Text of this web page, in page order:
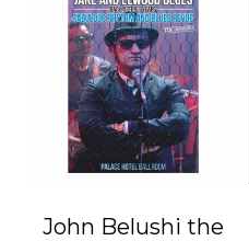
John Belushi the